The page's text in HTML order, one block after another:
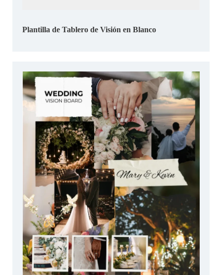
Plantilla de Tablero de Visión en Blanco